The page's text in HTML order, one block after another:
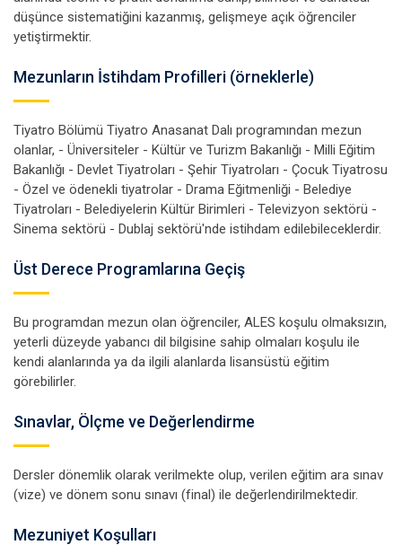
düşünce sistematiğini kazanmış, gelişmeye açık öğrenciler
yetiştirmektir.
Mezunların İstihdam Profilleri (örneklerle)
Tiyatro Bölümü Tiyatro Anasanat Dalı programından mezun
olanlar, - Üniversiteler - Kültür ve Turizm Bakanlığı - Milli Eğitim
Bakanlığı - Devlet Tiyatroları - Şehir Tiyatroları - Çocuk Tiyatrosu
- Özel ve ödenekli tiyatrolar - Drama Eğitmenliği - Belediye
Tiyatroları - Belediyelerin Kültür Birimleri - Televizyon sektörü -
Sinema sektörü - Dublaj sektörü'nde istihdam edilebileceklerdir.
Üst Derece Programlarına Geçiş
Bu programdan mezun olan öğrenciler, ALES koşulu olmaksızın,
yeterli düzeyde yabancı dil bilgisine sahip olmaları koşulu ile
kendi alanlarında ya da ilgili alanlarda lisansüstü eğitim
görebilirler.
Sınavlar, Ölçme ve Değerlendirme
Dersler dönemlik olarak verilmekte olup, verilen eğitim ara sınav
(vize) ve dönem sonu sınavı (final) ile değerlendirilmektedir.
Mezuniyet Koşulları